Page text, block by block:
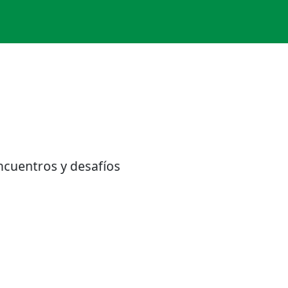
y desafíos